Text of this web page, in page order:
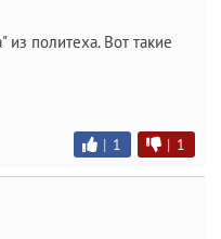
из политеха. Вот такие
| 1 | 1